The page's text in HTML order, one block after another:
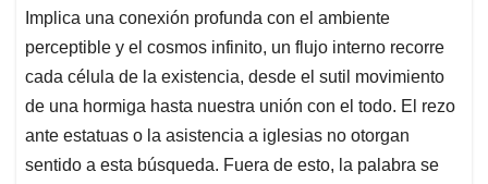
Implica una conexión profunda con el ambiente
perceptible y el cosmos infinito, un flujo interno recorre
cada célula de la existencia, desde el sutil movimiento
de una hormiga hasta nuestra unión con el todo. El rezo
ante estatuas o la asistencia a iglesias no otorgan
sentido a esta búsqueda. Fuera de esto, la palabra se